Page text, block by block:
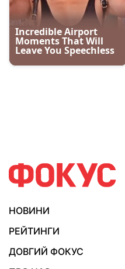
НОВИНИ
РЕЙТИНГИ
ДОВГИЙ ФОКУС